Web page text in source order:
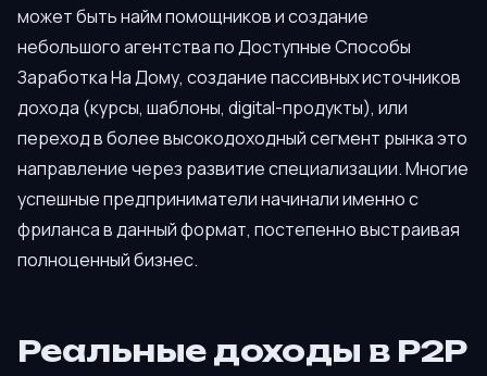
может быть найм помощников и создание
небольшого агентства по Доступные Способы
Заработка На Дому, создание пассивных источников
дохода (курсы, шаблоны, digital-продукты), или
переход в более высокодоходный сегмент рынка это
направление через развитие специализации. Многие
успешные предприниматели начинали именно с
фриланса в данный формат, постепенно выстраивая
полноценный бизнес.
Реальные доходы в P2P